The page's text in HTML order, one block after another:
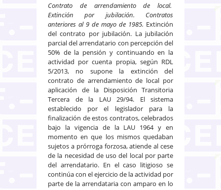
Contrato de arrendamiento de local.
Extinción por jubilación. Contratos
anteriores al 9 de mayo de 1985. Extinción
del contrato por jubilación. La jubilación
parcial del arrendatario con percepción del
50% de la pensión y continuando en la
actividad por cuenta propia, según RDL
5/2013, no supone la extinción del
contrato de arrendamiento de local por
aplicación de la Disposición Transitoria
Tercera de la LAU 29/94. El sistema
establecido por el legislador para la
finalización de estos contratos, celebrados
bajo la vigencia de la LAU 1964 y en
momento en que los mismos quedaban
sujetos a prórroga forzosa, atiende al cese
de la necesidad de uso del local por parte
del arrendatario. En el caso litigioso se
continúa con el ejercicio de la actividad por
parte de la arrendataria con amparo en lo